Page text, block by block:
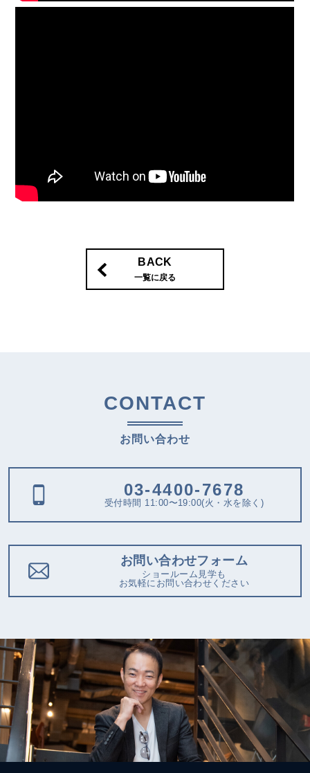
BACK
一覧に戻る
CONTACT
お問い合わせ
03-4400-7678
受付時間 11:00〜19:00(火・水を除く)
お問い合わせフォーム
ショールーム見学も
お気軽にお問い合わせください